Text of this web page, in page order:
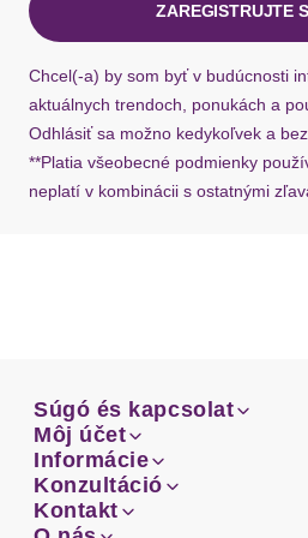
Leibhöhe
Bundabschlussdetails
mit innenliegendem
Verschluss
Verschlussdetails
ZAREGISTRUJTE
Chcel(-a) by som byť v budúcnosti
aktuálnych trendoch, ponukách a
Odhlásiť sa možno kedykoľvek a
**Platia všeobecné podmienky
neplatí v kombinácii s ostatnými
Súgó és kapcsolat
Email
Facebook
Súgó és kapcsolat
Email
Facebook
Môj účet
Prehľad objednávok
Môj účet
Prehľad objednávok
Informácie
Doprava
Informácie
Doprava
Konzultáció
Sprievodca-veľkosťami
Konzultáció
Kontakt
Kontakt